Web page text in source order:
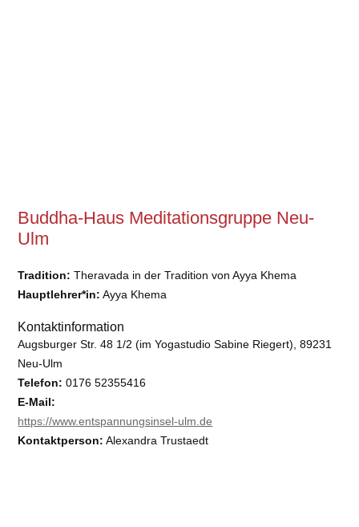
Buddha-Haus Meditationsgruppe Neu-
Ulm
Tradition: Theravada in der Tradition von Ayya Khema
Hauptlehrer*in: Ayya Khema
Kontaktinformation
Augsburger Str. 48 1/2 (im Yogastudio Sabine Riegert), 89231
Neu-Ulm
Telefon: 0176 52355416
E-Mail:
https://www.entspannungsinsel-ulm.de
Kontaktperson: Alexandra Trustaedt